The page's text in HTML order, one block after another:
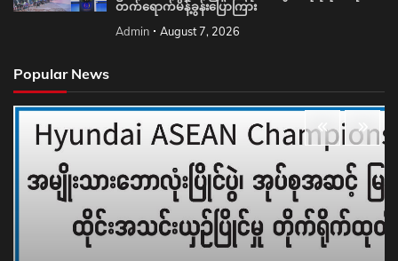
တက်ရောက်မိန့်ခွန်းပြောကြား
Admin August 7, 2026
Popular News